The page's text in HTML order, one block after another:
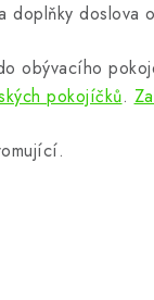
doplňky doslova
obývacího
pokojíčků.